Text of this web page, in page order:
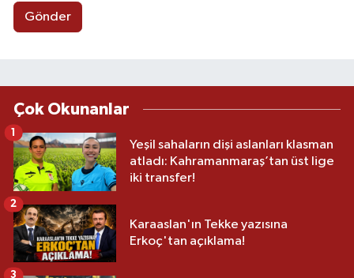
Gönder
Çok Okunanlar
Yeşil sahaların dişi aslanları klasman
atladı: Kahramanmaraş’tan üst lige
iki transfer!
1
Karaaslan'ın Tekke yazısına
Erkoç'tan açıklama!
2
3